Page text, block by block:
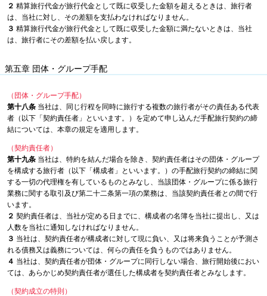
２ 精算旅行代金が旅行代金として既に収受した金額を超えるときは、旅行者
は、当社に対し、その差額を支払わなければなりません。
３ 精算旅行代金が旅行代金として既に収受した金額に満たないときは、当社
は、旅行者にその差額を払い戻します。
第五章 団体・グループ手配
（団体・グループ手配）
第十八条 当社は、同じ行程を同時に旅行する複数の旅行者がその責任ある代表
者（以下「契約責任者」といいます。）を定めて申し込んだ手配旅行契約の締
結については、本章の規定を適用します。
（契約責任者）
第十九条 当社は、特約を結んだ場合を除き、契約責任者はその団体・グループ
を構成する旅行者（以下「構成者」といいます。）の手配旅行契約の締結に関
する一切の代理権を有しているものとみなし、当該団体・グループに係る旅行
業務に関する取引及び第二十二条第一項の業務は、当該契約責任者との間で行
います。
２ 契約責任者は、当社が定める日までに、構成者の名簿を当社に提出し、又は
人数を当社に通知しなければなりません。
３ 当社は、契約責任者が構成者に対して現に負い、又は将来負うことが予測さ
れる債務又は義務については、何らの責任を負うものではありません。
４ 当社は、契約責任者が団体・グループに同行しない場合、旅行開始後におい
ては、あらかじめ契約責任者が選任した構成者を契約責任者とみなします。
（契約成立の特則）